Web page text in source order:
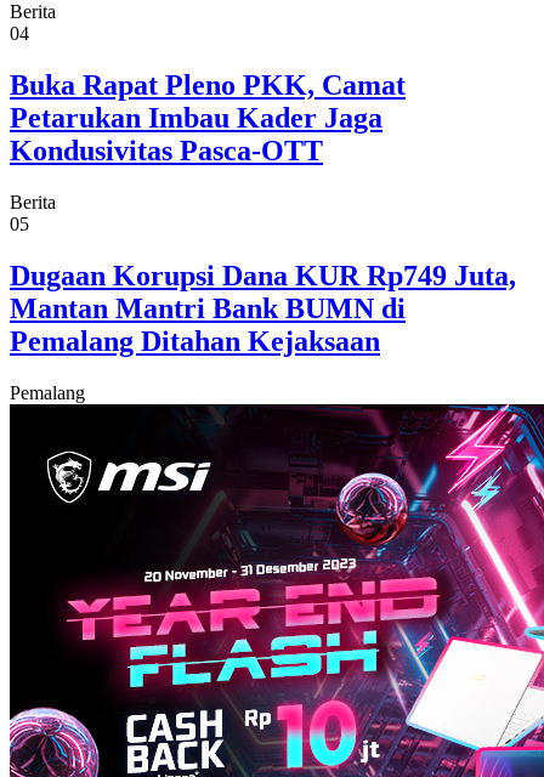
Berita
04
Buka Rapat Pleno PKK, Camat
Petarukan Imbau Kader Jaga
Kondusivitas Pasca-OTT
Berita
05
Dugaan Korupsi Dana KUR Rp749 Juta,
Mantan Mantri Bank BUMN di
Pemalang Ditahan Kejaksaan
Pemalang